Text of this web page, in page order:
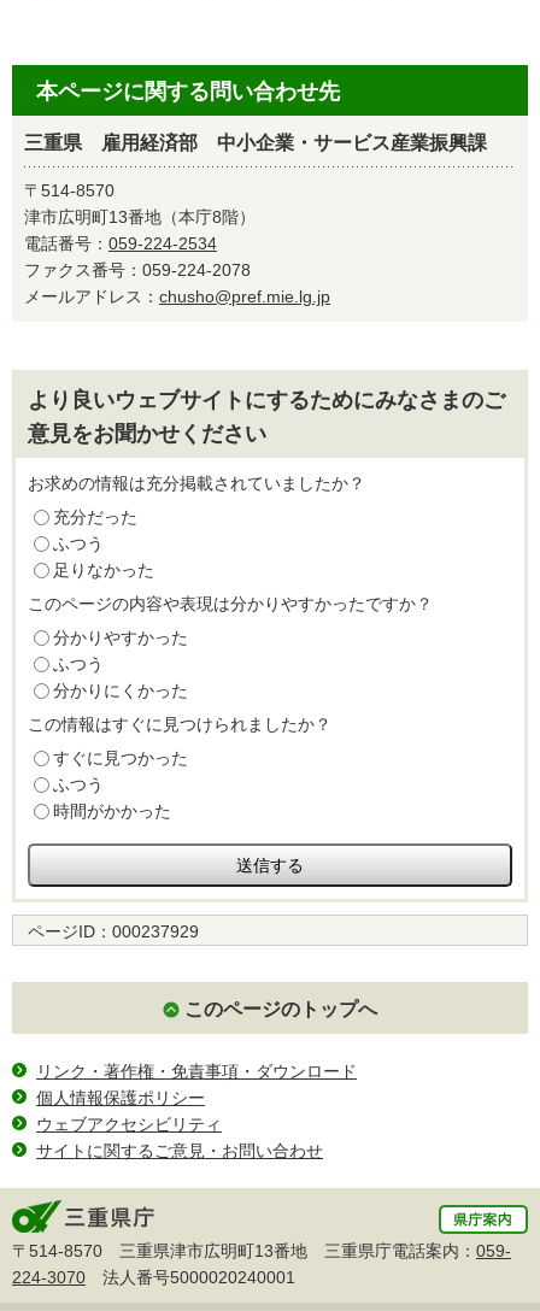
本ページに関する問い合わせ先
三重県 雇用経済部 中小企業・サービス産業振興課
〒514-8570
津市広明町13番地（本庁8階）
電話番号： 059-224-2534
ファクス番号：059-224-2078
メールアドレス： chusho@pref.mie.lg.jp
より良いウェブサイトにするためにみなさまのご
意見をお聞かせください
お求めの情報は充分掲載されていましたか？
充分だった
ふつう
足りなかった
このページの内容や表現は分かりやすかったですか？
分かりやすかった
ふつう
分かりにくかった
この情報はすぐに見つけられましたか？
すぐに見つかった
ふつう
時間がかかった
ページID： 000237929
このページのトップへ
リンク・著作権・免責事項・ダウンロード
個人情報保護ポリシー
ウェブアクセシビリティ
サイトに関するご意見・お問い合わせ
〒514-8570 三重県津市広明町13番地 三重県庁電話案内： 059-
224-3070 法人番号5000020240001